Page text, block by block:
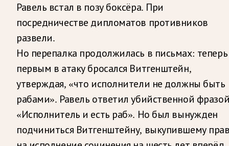
Равель встал в позу боксёра. При
посредничестве дипломатов противников
развели.
Но перепалка продолжилась в письмах: теперь
первым в атаку бросался Витгенштейн,
утверждая, «что исполнители не должны быть
рабами». Равель ответил убийственной
«Исполнитель и есть раб». Но был вынужден
подчиниться Витгенштейну, выкупившему